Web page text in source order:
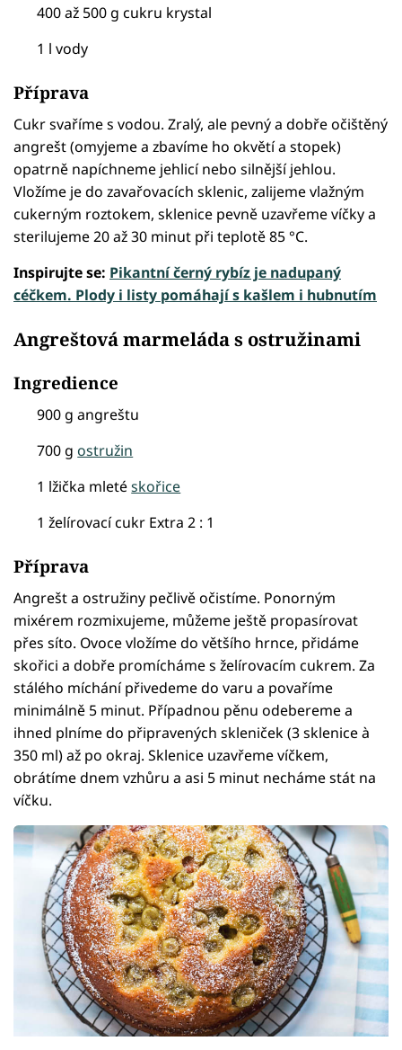
400 až 500 g cukru krystal
1 l vody
Příprava
Cukr svaříme s vodou. Zralý, ale pevný a dobře očištěný
angrešt (omyjeme a zbavíme ho okvětí a stopek)
opatrně napíchneme jehlicí nebo silnější jehlou.
Vložíme je do zavařovacích sklenic, zalijeme vlažným
cukerným roztokem, sklenice pevně uzavřeme víčky a
sterilujeme 20 až 30 minut při teplotě 85 °C.
Inspirujte se: Pikantní černý rybíz je nadupaný
céčkem. Plody i listy pomáhají s kašlem i hubnutím
Angreštová marmeláda s ostružinami
Ingredience
900 g angreštu
700 gostružin
1 lžička mletéskořice
1 želírovací cukr Extra 2 : 1
Příprava
Angrešt a ostružiny pečlivě očistíme. Ponorným
mixérem rozmixujeme, můžeme ještě propasírovat
přes síto. Ovoce vložíme do většího hrnce, přidáme
skořici a dobře promícháme s želírovacím cukrem. Za
stálého míchání přivedeme do varu a povaříme
minimálně 5 minut. Případnou pěnu odebereme a
ihned plníme do připravených skleniček (3 sklenice à
350 ml) až po okraj. Sklenice uzavřeme víčkem,
obrátíme dnem vzhůru a asi 5 minut necháme stát na
víčku.